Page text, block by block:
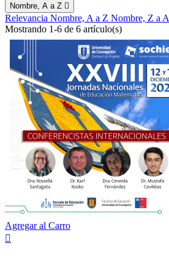
Nombre, A a Z 
Relevancia Nombre, A a Z Nombre, Z a A
Mostrando 1-6 de 6 artículo(s)
Agregar al Carro
